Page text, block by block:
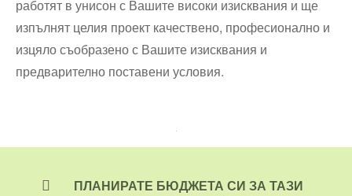
работят в унисон с Вашите високи изисквания и ще
изпълнят целия проект качествено, професионално и
изцяло съобразено с Вашите изисквания и
предварително поставени условия.
ПЛАНИРАТЕ БЮДЖЕТА СИ ЗА ТАЗИ